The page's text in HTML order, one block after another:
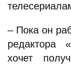
– Пока он
редактора
хочет